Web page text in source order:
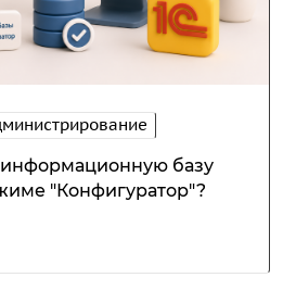
информационную базу
"Конфигуратор"?